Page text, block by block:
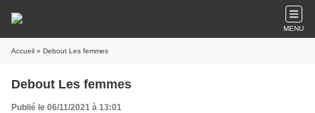
MENU
Accueil » Debout Les femmes
Debout Les femmes
Publié le 06/11/2021 à 13:01